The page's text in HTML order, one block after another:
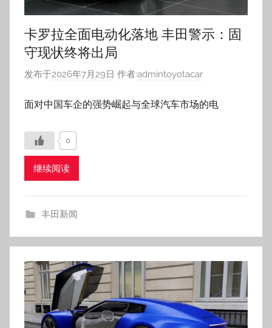
卡罗拉全面电动化落地 丰田警示：固
守现状终将出局
发布于2026年7月29日 作者:admintoyotacar
面对中国车企的强势崛起与全球汽车市场的电
0
继续阅读
丰田新闻